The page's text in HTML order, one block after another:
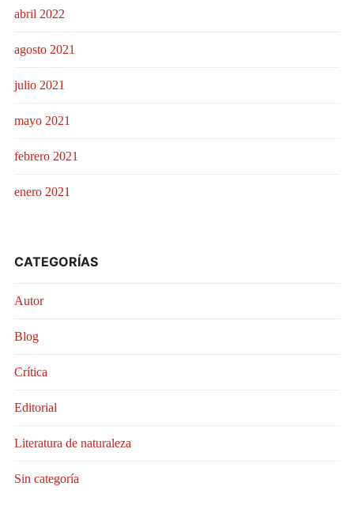
abril 2022
agosto 2021
julio 2021
mayo 2021
febrero 2021
enero 2021
CATEGORÍAS
Autor
Blog
Crítica
Editorial
Literatura de naturaleza
Sin categoría